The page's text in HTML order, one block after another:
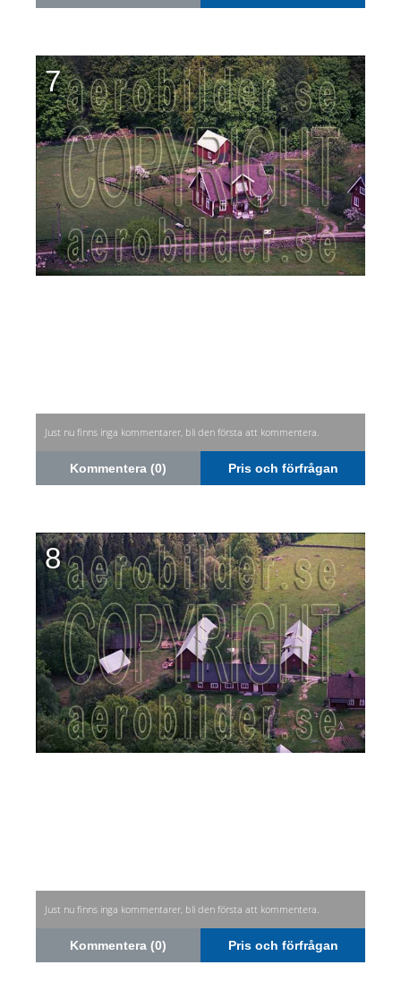
7
Just nu finns inga kommentarer, bli den första att kommentera.
Kommentera (0) Pris och förfrågan
8
Just nu finns inga kommentarer, bli den första att kommentera.
Kommentera (0) Pris och förfrågan